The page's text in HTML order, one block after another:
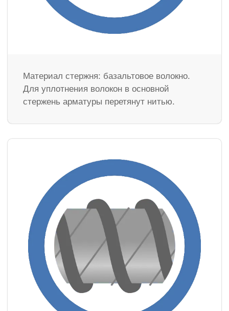
Материал стержня: базальтовое волокно.
Для уплотнения волокон в основной
стержень арматуры перетянут нитью.